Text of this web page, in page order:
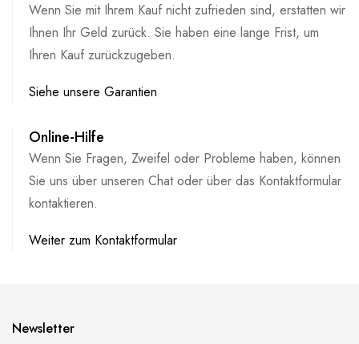
Wenn Sie mit Ihrem Kauf nicht zufrieden sind, erstatten wir
Ihnen Ihr Geld zurück. Sie haben eine lange Frist, um
Ihren Kauf zurückzugeben.
Siehe unsere Garantien
Online-Hilfe
Wenn Sie Fragen, Zweifel oder Probleme haben, können
Sie uns über unseren Chat oder über das Kontaktformular
kontaktieren.
Weiter zum Kontaktformular
Newsletter